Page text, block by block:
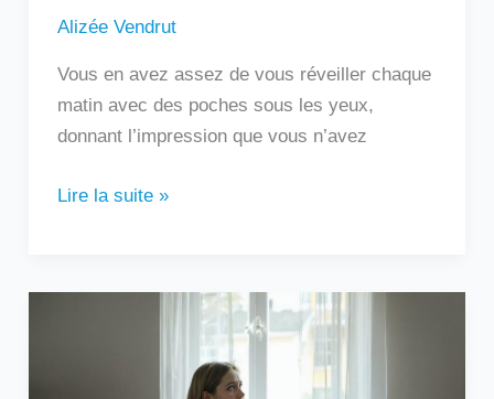
Alizée Vendrut
Vous en avez assez de vous réveiller chaque
matin avec des poches sous les yeux,
donnant l’impression que vous n’avez
Lire la suite »